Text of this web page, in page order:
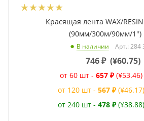
Красящая лента WAX/RESIN
(90мм/300м/90мм/1")
В наличии Арт.: 284
746₽ (¥60.75)
от 60 шт - 657 ₽ (¥53.46)
от 120 шт - 567 ₽ (¥46.17)
от 240 шт - 478 ₽ (¥38.88)